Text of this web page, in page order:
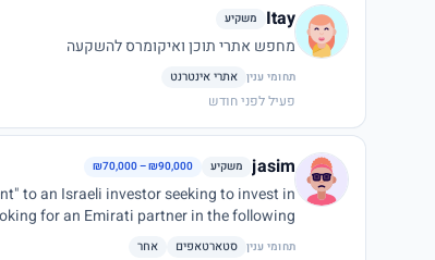
Itay משקיע
מחפש אתרי תוכן ואיקומרס להשקעה
תחומי ענין אתרי אינטרנט
פעיל לפני חודש
jasim משקיע ₪70,000 – ₪90,000
to an Israeli investor seeking to invest in
for an Emirati partner in the following
תחומי ענין סטארטאפים אחר